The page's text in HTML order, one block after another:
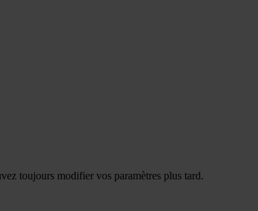
toujours modifier vos paramètres plus tard.